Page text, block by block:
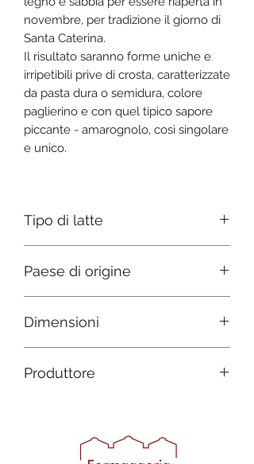
novembre, per tradizione il giorno di
Santa Caterina.
Il risultato saranno forme uniche e
irripetibili prive di crosta, caratterizzate
da pasta dura o semidura, colore
paglierino e con quel tipico sapore
piccante - amarognolo, così singolare
e unico.
Tipo di latte
Paese di origine
Dimensioni
Produttore